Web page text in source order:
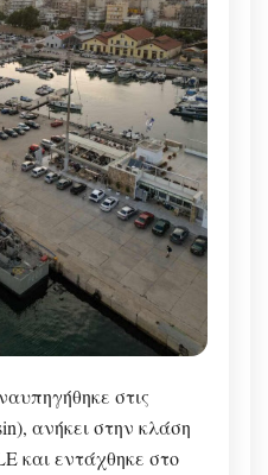
στις
ανήκει στην κλάση
και εντάχθηκε στο